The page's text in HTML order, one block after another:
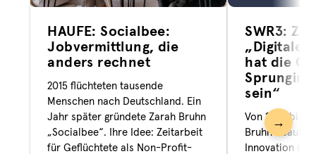
→
HAUFE: Socialbee:
Jobvermittlung, die
anders rechnet
2015 flüchteten tausende
Menschen nach Deutschland. Ein
Jahr später gründete Zarah Bruhn
„Socialbee“. Ihre Idee: Zeitarbeit
für Geflüchtete als Non-Profit-
SWR3:
„Digitale
hat die
sein“
Von 2022 bis
Bruhn
Innovation im